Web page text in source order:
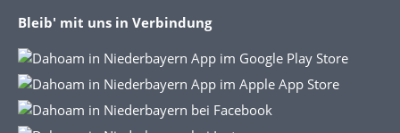
Bleib' mit uns in Verbindung